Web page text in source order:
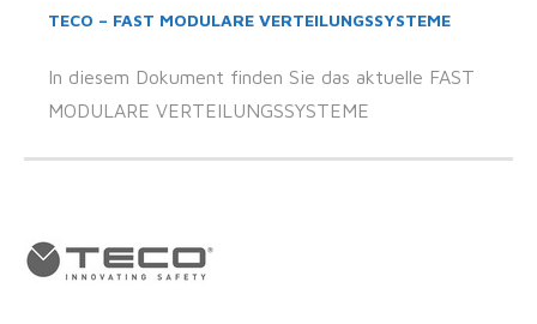
TECO – FAST MODULARE VERTEILUNGSSYSTEME
In diesem Dokument finden Sie das aktuelle FAST
MODULARE VERTEILUNGSSYSTEME